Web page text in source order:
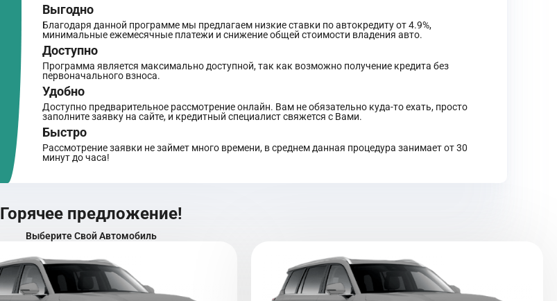
Выгодно
Благодаря данной программе мы предлагаем низкие ставки по автокредиту от 4.9%,
минимальные ежемесячные платежи и снижение общей стоимости владения авто.
Доступно
Программа является максимально доступной, так как возможно получение кредита без
первоначального взноса.
Удобно
Доступно предварительное рассмотрение онлайн. Вам не обязательно куда-то ехать, просто
заполните заявку на сайте, и кредитный специалист свяжется с Вами.
Быстро
Рассмотрение заявки не займет много времени, в среднем данная процедура занимает от 30
минут до часа!
Горячее предложение!
Выберите Свой Автомобиль